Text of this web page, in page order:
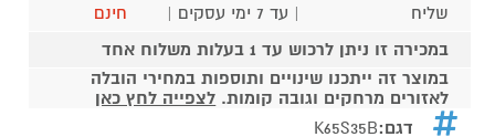
שליח
| עד 7 ימי עסקים |
חינם
במכירה זו ניתן לרכוש עד 1 בעלות משלוח אחד
במוצר זה ייתכנו שינויים ותוספות במחירי הובלה
לאזורים מרחקים וגובה קומות. לצפייה לחץ כאן
דגם:K65S35B